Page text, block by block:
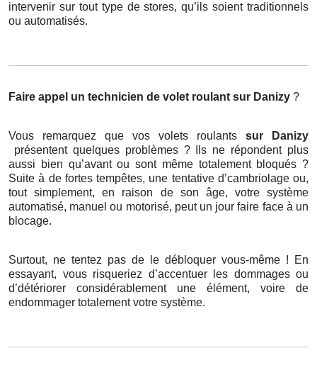
intervenir sur tout type de stores, qu’ils soient traditionnels
ou automatisés.
Faire appel un technicien de volet roulant sur Danizy ?
Vous remarquez que vos volets roulants sur Danizy
présentent quelques problèmes ? Ils ne répondent plus
aussi bien qu’avant ou sont même totalement bloqués ?
Suite à de fortes tempêtes, une tentative d’cambriolage ou,
tout simplement, en raison de son âge, votre système
automatisé, manuel ou motorisé, peut un jour faire face à un
blocage.
Surtout, ne tentez pas de le débloquer vous-même ! En
essayant, vous risqueriez d’accentuer les dommages ou
d’détériorer considérablement une élément, voire de
endommager totalement votre système.